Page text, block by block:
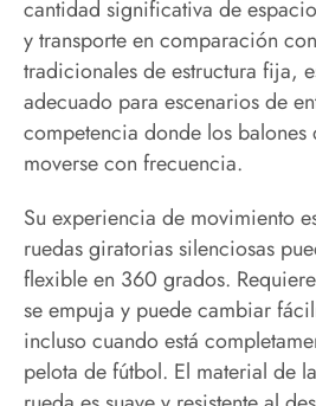
cantidad significativa de
y transporte en comparación
tradicionales de estructura fija,
adecuado para escenarios de
competencia donde los balones
moverse con frecuencia.
Su experiencia de movimiento
ruedas giratorias silenciosas
flexible en 360 grados.
se empuja y puede cambiar
incluso cuando está
pelota de fútbol. El material de